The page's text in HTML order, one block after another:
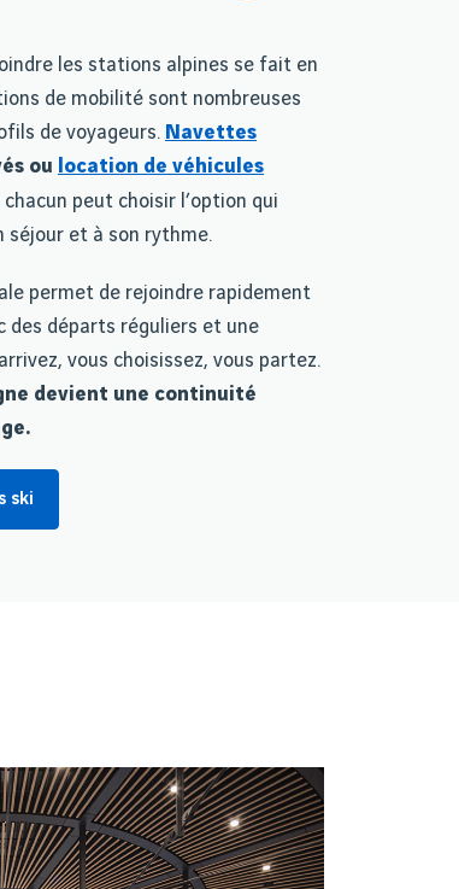
les stations alpines se fait en
de mobilité sont nombreuses
de voyageurs. Navettes
ou
location de véhicules
chacun peut choisir l ’option qui
séjour et à son rythme.
permet de rejoindre rapidement
des départs réguliers et une
vous choisissez, vous partez.
devient une continuité
ski